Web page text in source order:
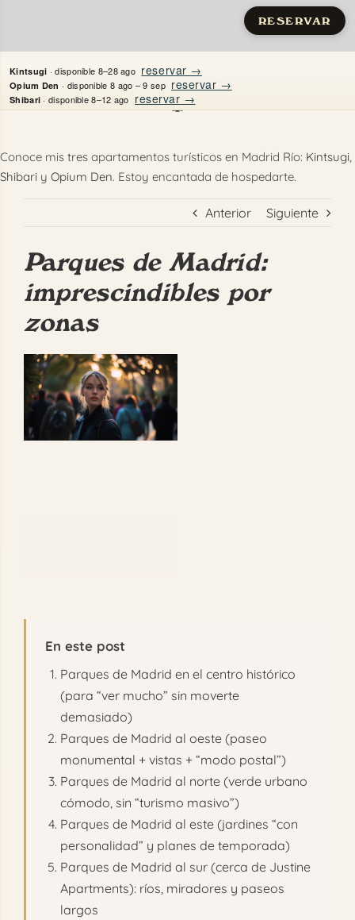
RESERVAR
Kintsugi · disponible 8–28 ago reservar →
Opium Den · disponible 8 ago – 9 sep reservar →
Shibari · disponible 8–12 ago reservar →
al
contenido
Apartamentos
Quién es Justine
Guías
Mi Madrid
FAQ
Reservar
Conoce mis tres apartamentos turísticos en Madrid Río: Kintsugi,
Shibari y Opium Den. Estoy encantada de hospedarte.
Anterior Siguiente
Parques de Madrid:
imprescindibles por
zonas
Ver
imagen
más
grande
En este post
Parques de Madrid en el centro histórico
(para “ver mucho” sin moverte
demasiado)
Parques de Madrid al oeste (paseo
monumental + vistas + “modo postal”)
Parques de Madrid al norte (verde urbano
cómodo, sin “turismo masivo”)
Parques de Madrid al este (jardines “con
personalidad” y planes de temporada)
Parques de Madrid al sur (cerca de Justine
Apartments): ríos, miradores y paseos
largos